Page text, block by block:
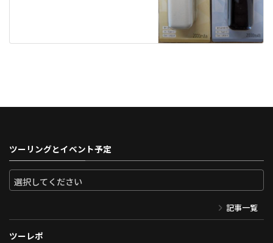
ツーリングとイベント予定
記事一覧
ツーレポ